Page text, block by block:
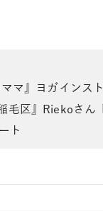
ママ』ヨガイン
毛区』Riekoさん
ト